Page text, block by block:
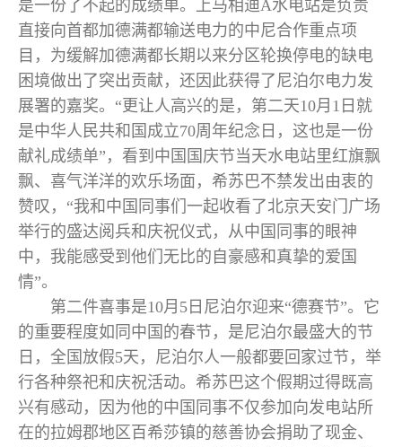
是一份了不起的成绩单。上马相迪A水电站是负责
直接向首都加德满都输送电力的中尼合作重点项
目，为缓解加德满都长期以来分区轮换停电的缺电
困境做出了突出贡献，还因此获得了尼泊尔电力发
展署的嘉奖。“更让人高兴的是，第二天10月1日就
是中华人民共和国成立70周年纪念日，这也是一份
献礼成绩单”，看到中国国庆节当天水电站里红旗飘
飘、喜气洋洋的欢乐场面，希苏巴不禁发出由衷的
赞叹，“我和中国同事们一起收看了北京天安门广场
举行的盛达阅兵和庆祝仪式，从中国同事的眼神
中，我能感受到他们无比的自豪感和真挚的爱国
情”。
第二件喜事是10月5日尼泊尔迎来“德赛节”。它
的重要程度如同中国的春节，是尼泊尔最盛大的节
日，全国放假5天，尼泊尔人一般都要回家过节，举
行各种祭祀和庆祝活动。希苏巴这个假期过得既高
兴有感动，因为他的中国同事不仅参加向发电站所
在的拉姆郡地区百希莎镇的慈善协会捐助了现金、